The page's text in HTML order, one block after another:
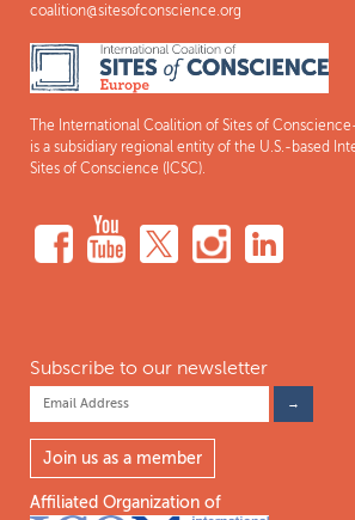
coalition@sitesofconscience.org
The International Coalition of Sites of
is a subsidiary regional entity of the U.S.-based
Sites of Conscience (ICSC).
Subscribe to our newsletter
Join us as a member
Affiliated Organization of